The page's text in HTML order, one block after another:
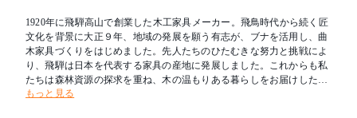
1920年に飛騨高山で創業した木工家具メーカー。飛鳥時代から続く匠
文化を背景に大正９年、地域の発展を願う有志が、ブナを活用し、曲
木家具づくりをはじめました。先人たちのひたむきな努力と挑戦によ
り、飛騨は日本を代表する家具の産地に発展しました。これからも私
たちは森林資源の探求を重ね、木の温もりある暮らしをお届けしたい
と考えます。新たな創造を可能とし、その魅力を求めて人々が集う場
もっと見る